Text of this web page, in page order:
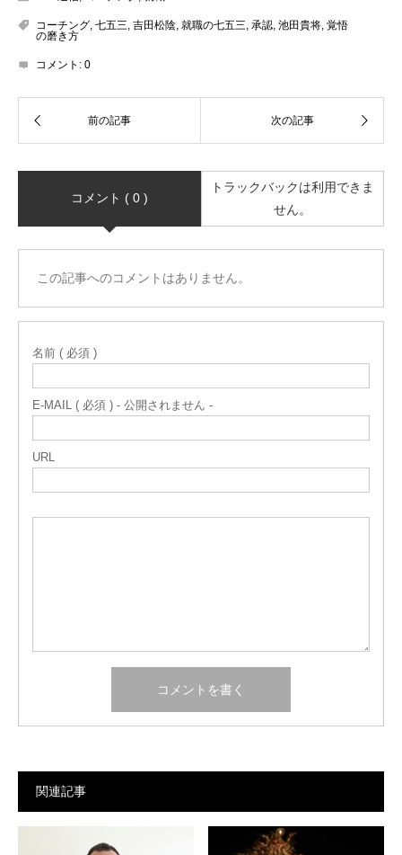
コーチング 七五三 吉田松陰 就職の七五三 承認 池田貴将 覚悟
の磨き方
コメント: 0
コメント ( 0 )
トラックバックは利用できま
せん。
この記事へのコメントはありません。
名前 ( 必須 )
E-MAIL ( 必須 ) - 公開されません -
URL
関連記事